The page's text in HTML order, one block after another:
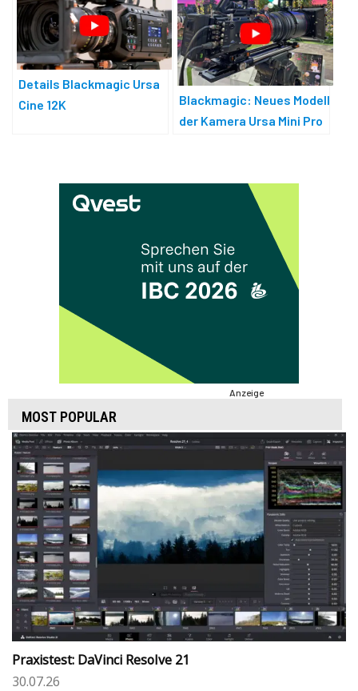
Details Blackmagic Ursa
Cine 12K
Blackmagic: Neues Modell
der Kamera Ursa Mini Pro
Anzeige
MOST POPULAR
Praxistest: DaVinci Resolve 21
30.07.26